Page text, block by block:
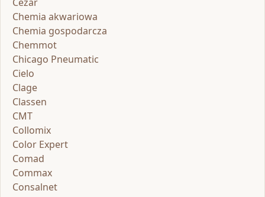
Chemia akwariowa
Chemia gospodarcza
Chemmot
Chicago Pneumatic
Cielo
Clage
Classen
CMT
Collomix
Color Expert
Comad
Commax
Consalnet